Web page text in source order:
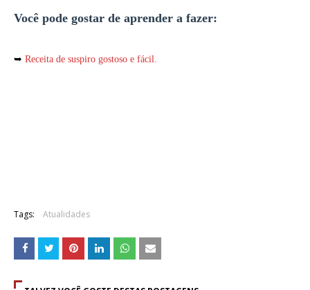
Você pode gostar de aprender a fazer:
➥ Receita de suspiro gostoso e fácil.
Tags: Atualidades